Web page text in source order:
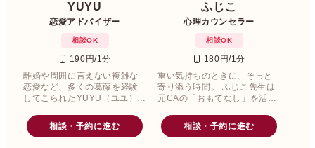
YUYU
恋愛アドバイザー
相談OK
190円/1分
離婚や周囲に言えない複雑な
恋愛など、多くの葛藤を経験
してこられたYUYU（ユユ）先
相談・予約に進む
ふじこ
心理カウンセラー
相談OK
180円/1分
重い気持ちのときに、そっと
寄り添う時間。 ふじこ先生は
元CAの「おもてなし」を活か
相談・予約に進む